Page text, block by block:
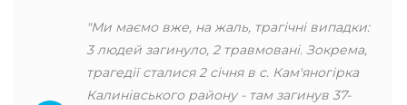
"Ми маємо вже, на жаль, трагічні випадки:
3 людей загинуло, 2 травмовані. Зокрема,
трагедії сталися 2 січня в с. Кам'яногірка
Калинівського району - там загинув 37-